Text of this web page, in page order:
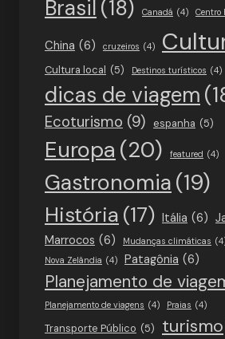
Brasil (18) Canadá (4) Centro
China (6) cruzeiros (4)
Cultura local (5) Destinos turísticos (4)
dicas de viagem
Ecoturismo (9) espanha (5)
Europa (20) featured (4)
Gastronomia (19)
História (17) Itália (6)
Marrocos (6) Mudanças climáticas
Nova Zelândia (4) Patagônia (6)
Planejamento de
Planejamento de viagens (4) Praias (4)
Transporte Público (5) turismo